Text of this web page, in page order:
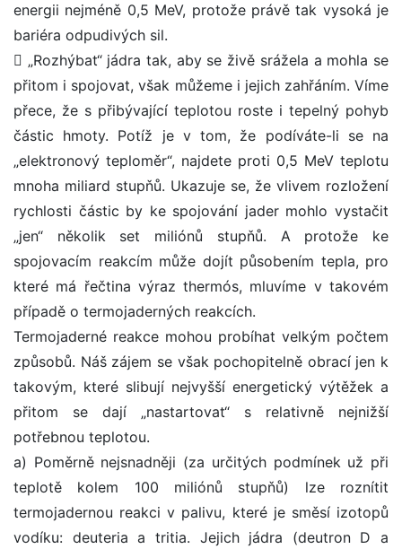
energii nejméně 0,5 MeV, protože právě tak vysoká je
bariéra odpudivých sil.
 „Rozhýbat“ jádra tak, aby se živě srážela a mohla se
přitom i spojovat, však můžeme i jejich zahřáním. Víme
přece, že s přibývající teplotou roste i tepelný pohyb
částic hmoty. Potíž je v tom, že podíváte-li se na
„elektronový teploměr“, najdete proti 0,5 MeV teplotu
mnoha miliard stupňů. Ukazuje se, že vlivem rozložení
rychlosti částic by ke spojování jader mohlo vystačit
„jen“ několik set miliónů stupňů. A protože ke
spojovacím reakcím může dojít působením tepla, pro
které má řečtina výraz thermós, mluvíme v takovém
případě o termojaderných reakcích.
Termojaderné reakce mohou probíhat velkým počtem
způsobů. Náš zájem se však pochopitelně obrací jen k
takovým, které slibují nejvyšší energetický výtěžek a
přitom se dají „nastartovat“ s relativně nejnižší
potřebnou teplotou.
a) Poměrně nejsnadněji (za určitých podmínek už při
teplotě kolem 100 miliónů stupňů) lze roznítit
termojadernou reakci v palivu, které je směsí izotopů
vodíku: deuteria a tritia. Jejich jádra (deutron D a